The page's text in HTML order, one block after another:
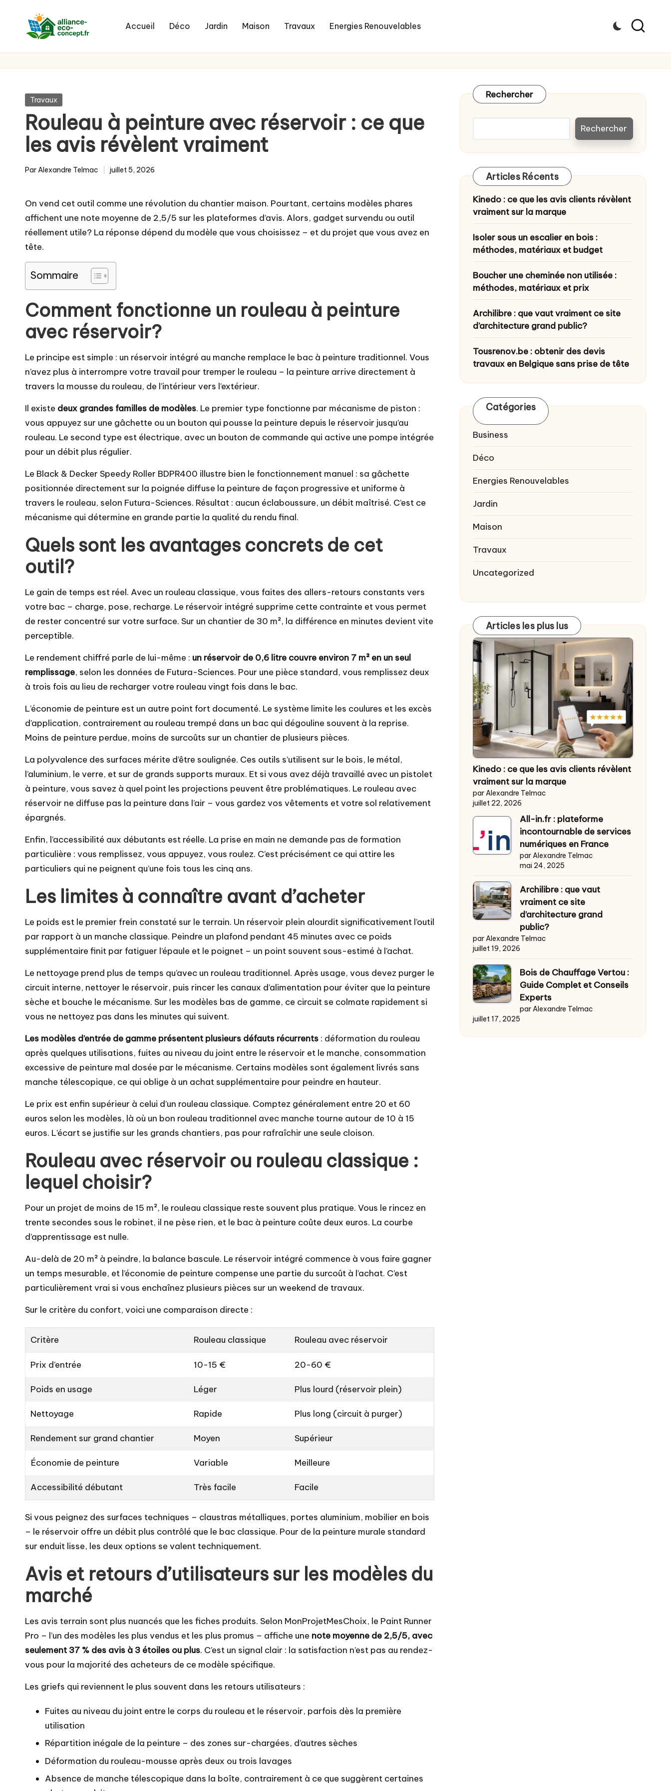
content
Accueil Déco Jardin Maison Travaux Energies Renouvelables
Posted
Travaux
Rouleau à peinture avec réservoir : ce que
les avis révèlent vraiment
Posted
ParAlexandre Telmac juillet 5, 2026
On vend cet outil comme une révolution du chantier maison. Pourtant, certains modèles phares
affichent une note moyenne de 2,5/5 sur les plateformes d’avis. Alors, gadget survendu ou outil
réellement utile? La réponse dépend du modèle que vous choisissez – et du projet que vous avez en
tête.
Sommaire
Comment fonctionne un rouleau à peinture
avec réservoir?
Le principe est simple : un réservoir intégré au manche remplace le bac à peinture traditionnel. Vous
n’avez plus à interrompre votre travail pour tremper le rouleau – la peinture arrive directement à
travers la mousse du rouleau, de l’intérieur vers l’extérieur.
Il existe deux grandes familles de modèles. Le premier type fonctionne par mécanisme de piston :
vous appuyez sur une gâchette ou un bouton qui pousse la peinture depuis le réservoir jusqu’au
rouleau. Le second type est électrique, avec un bouton de commande qui active une pompe intégrée
pour un débit plus régulier.
Le Black & Decker Speedy Roller BDPR400 illustre bien le fonctionnement manuel : sa gâchette
positionnée directement sur la poignée diffuse la peinture de façon progressive et uniforme à
travers le rouleau, selon Futura-Sciences. Résultat : aucun éclaboussure, un débit maîtrisé. C’est ce
mécanisme qui détermine en grande partie la qualité du rendu final.
Quels sont les avantages concrets de cet
outil?
Le gain de temps est réel. Avec un rouleau classique, vous faites des allers-retours constants vers
votre bac – charge, pose, recharge. Le réservoir intégré supprime cette contrainte et vous permet
de rester concentré sur votre surface. Sur un chantier de 30 m², la différence en minutes devient vite
perceptible.
Le rendement chiffré parle de lui-même : un réservoir de 0,6 litre couvre environ 7 m² en un seul
remplissage, selon les données de Futura-Sciences. Pour une pièce standard, vous remplissez deux
à trois fois au lieu de recharger votre rouleau vingt fois dans le bac.
L’économie de peinture est un autre point fort documenté. Le système limite les coulures et les excès
d’application, contrairement au rouleau trempé dans un bac qui dégouline souvent à la reprise.
Moins de peinture perdue, moins de surcoûts sur un chantier de plusieurs pièces.
La polyvalence des surfaces mérite d’être soulignée. Ces outils s’utilisent sur le bois, le métal,
l’aluminium, le verre, et sur de grands supports muraux. Et si vous avez déjà travaillé avec un pistolet
à peinture, vous savez à quel point les projections peuvent être problématiques. Le rouleau avec
réservoir ne diffuse pas la peinture dans l’air – vous gardez vos vêtements et votre sol relativement
épargnés.
Enfin, l’accessibilité aux débutants est réelle. La prise en main ne demande pas de formation
particulière : vous remplissez, vous appuyez, vous roulez. C’est précisément ce qui attire les
particuliers qui ne peignent qu’une fois tous les cinq ans.
Les limites à connaître avant d’acheter
Le poids est le premier frein constaté sur le terrain. Un réservoir plein alourdit significativement l’outil
par rapport à un manche classique. Peindre un plafond pendant 45 minutes avec ce poids
supplémentaire finit par fatiguer l’épaule et le poignet – un point souvent sous-estimé à l’achat.
Le nettoyage prend plus de temps qu’avec un rouleau traditionnel. Après usage, vous devez purger le
circuit interne, nettoyer le réservoir, puis rincer les canaux d’alimentation pour éviter que la peinture
sèche et bouche le mécanisme. Sur les modèles bas de gamme, ce circuit se colmate rapidement si
vous ne nettoyez pas dans les minutes qui suivent.
Les modèles d’entrée de gamme présentent plusieurs défauts récurrents : déformation du rouleau
après quelques utilisations, fuites au niveau du joint entre le réservoir et le manche, consommation
excessive de peinture mal dosée par le mécanisme. Certains modèles sont également livrés sans
manche télescopique, ce qui oblige à un achat supplémentaire pour peindre en hauteur.
Le prix est enfin supérieur à celui d’un rouleau classique. Comptez généralement entre 20 et 60
euros selon les modèles, là où un bon rouleau traditionnel avec manche tourne autour de 10 à 15
euros. L’écart se justifie sur les grands chantiers, pas pour rafraîchir une seule cloison.
Rouleau avec réservoir ou rouleau classique :
lequel choisir?
Pour un projet de moins de 15 m², le rouleau classique reste souvent plus pratique. Vous le rincez en
trente secondes sous le robinet, il ne pèse rien, et le bac à peinture coûte deux euros. La courbe
d’apprentissage est nulle.
Au-delà de 20 m² à peindre, la balance bascule. Le réservoir intégré commence à vous faire gagner
un temps mesurable, et l’économie de peinture compense une partie du surcoût à l’achat. C’est
particulièrement vrai si vous enchaînez plusieurs pièces sur un weekend de travaux.
Sur le critère du confort, voici une comparaison directe :
Critère Rouleau classique Rouleau avec réservoir
Prix d’entrée 10-15 € 20-60 €
Poids en usage Léger Plus lourd (réservoir plein)
Nettoyage Rapide Plus long (circuit à purger)
Rendement sur grand chantier Moyen Supérieur
Économie de peinture Variable Meilleure
Accessibilité débutant Très facile Facile
Si vous peignez des surfaces techniques – claustras métalliques, portes aluminium, mobilier en bois
– le réservoir offre un débit plus contrôlé que le bac classique. Pour de la peinture murale standard
sur enduit lisse, les deux options se valent techniquement.
Avis et retours d’utilisateurs sur les modèles du
marché
Les avis terrain sont plus nuancés que les fiches produits. Selon MonProjetMesChoix, le Paint Runner
Pro – l’un des modèles les plus vendus et les plus promus – affiche une note moyenne de 2,5/5, avec
seulement 37 % des avis à 3 étoiles ou plus. C’est un signal clair : la satisfaction n’est pas au rendez-
vous pour la majorité des acheteurs de ce modèle spécifique.
Les griefs qui reviennent le plus souvent dans les retours utilisateurs :
Fuites au niveau du joint entre le corps du rouleau et le réservoir, parfois dès la première
utilisation
Répartition inégale de la peinture – des zones sur-chargées, d’autres sèches
Déformation du rouleau-mousse après deux ou trois lavages
Absence de manche télescopique dans la boîte, contrairement à ce que suggèrent certaines
Rechercher
Rechercher
Articles Récents
Kinedo : ce que les avis clients révèlent
vraiment sur la marque
Isoler sous un escalier en bois :
méthodes, matériaux et budget
Boucher une cheminée non utilisée :
méthodes, matériaux et prix
Archilibre : que vaut vraiment ce site
d’architecture grand public?
Tousrenov.be : obtenir des devis
travaux en Belgique sans prise de tête
Catégories
Business
Déco
Energies Renouvelables
Jardin
Maison
Travaux
Uncategorized
Articles les plus lus
Kinedo : ce que les avis clients révèlent
vraiment sur la marque
par Alexandre Telmac
juillet 22, 2026
All-in.fr : plateforme
incontournable de services
numériques en France
par Alexandre Telmac
mai 24, 2025
Archilibre : que vaut
vraiment ce site
d’architecture grand
public?
par Alexandre Telmac
juillet 19, 2026
Bois de Chauffage Vertou :
Guide Complet et Conseils
Experts
par Alexandre Telmac
juillet 17, 2025